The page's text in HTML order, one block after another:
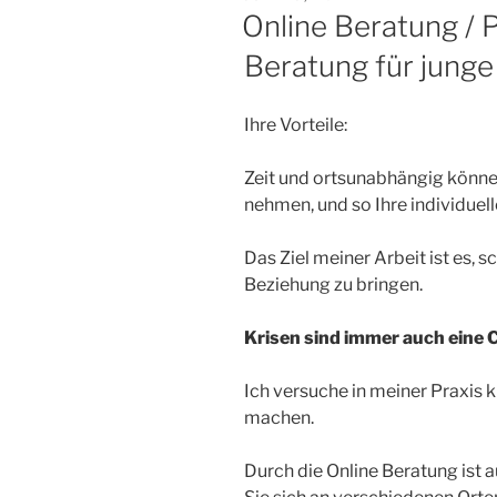
AM
Online Beratung /
Beratung für
Ihre Vorteile:
Zeit und ortsunabhängig
nehmen, und so Ihre
Das Ziel meiner Arbeit ist es,
Beziehung zu bringen.
Krisen sind immer auch eine
Ich versuche in meiner
machen.
Durch die Online Beratung ist